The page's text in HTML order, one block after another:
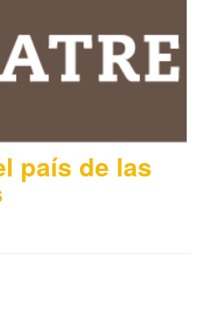
país de las